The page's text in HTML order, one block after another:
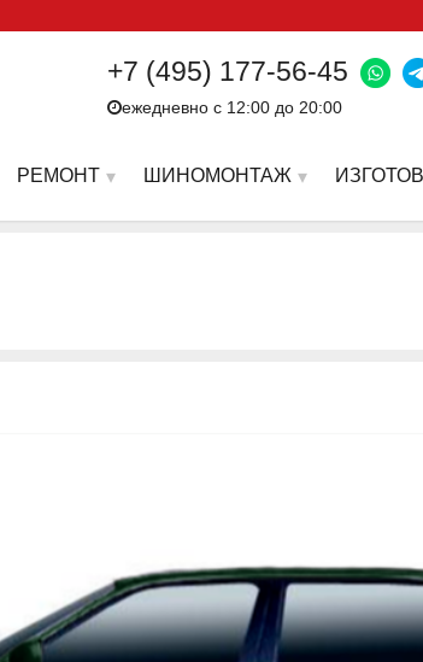
+7 (495) 177-56-45
ежедневно с 12:00 до 20:00
РЕМОНТ ШИНОМОНТАЖ